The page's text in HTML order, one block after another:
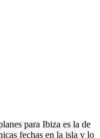
para Ibiza es la de
fechas en la isla y lo